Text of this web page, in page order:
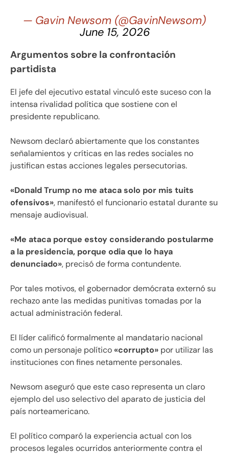
— Gavin Newsom (@GavinNewsom)
June 15, 2026
Argumentos sobre la confrontación
partidista
El jefe del ejecutivo estatal vinculó este suceso con la
intensa rivalidad política que sostiene con el
presidente republicano.
Newsom declaró abiertamente que los constantes
señalamientos y críticas en las redes sociales no
justifican estas acciones legales persecutorias.
«Donald Trump no me ataca solo por mis tuits
ofensivos», manifestó el funcionario estatal durante su
mensaje audiovisual.
«Me ataca porque estoy considerando postularme
a la presidencia, porque odia que lo haya
denunciado», precisó de forma contundente.
Por tales motivos, el gobernador demócrata externó su
rechazo ante las medidas punitivas tomadas por la
actual administración federal.
El líder calificó formalmente al mandatario nacional
como un personaje político«corrupto» por utilizar las
instituciones con fines netamente personales.
Newsom aseguró que este caso representa un claro
ejemplo del uso selectivo del aparato de justicia del
país norteamericano.
El político comparó la experiencia actual con los
procesos legales ocurridos anteriormente contra el